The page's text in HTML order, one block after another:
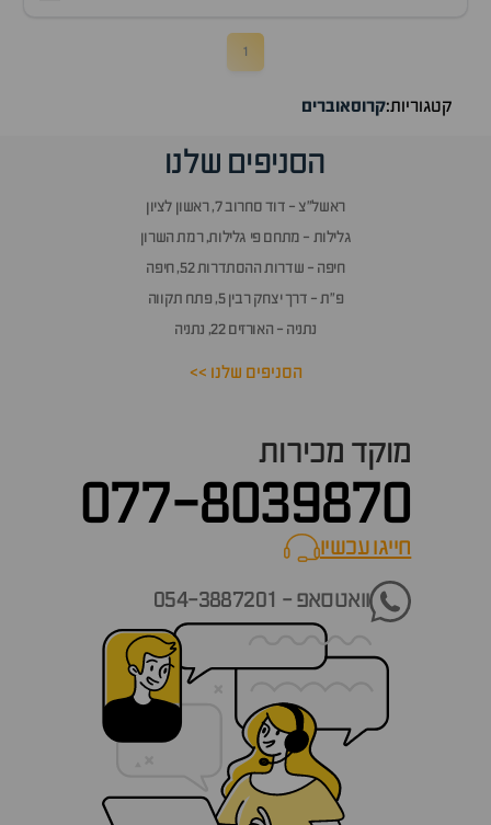
1
קטגוריות:קרוסאוברים
הסניפים שלנו
ראשל״צ - דוד סחרוב 7, ראשון לציון
גלילות - מתחם פי גלילות, רמת השרון
חיפה - שדרות ההסתדרות 52, חיפה
פ״ת - דרך יצחק רבין 5, פתח תקווה
נתניה - האורזים 22, נתניה
הסניפים שלנו >>
מוקד מכירות
077-8039870
חייגו עכשיוcall now
וואטסאפ - 054-3887201